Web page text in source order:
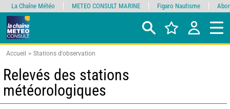
Accueil Stations d'observation
Relevés des stations
météorologiques
La Chaîne Météo METEO CONSULT MARINE Figaro Nautisme